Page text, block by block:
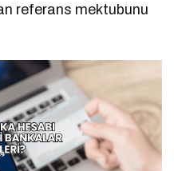
referans mektubunu